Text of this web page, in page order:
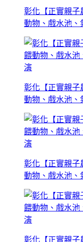
彰化【正實親子
動物、戲水池、
彰化【正實親子
動物、戲水池、
彰化【正實親子
動物、戲水池、
彰化【正實親子